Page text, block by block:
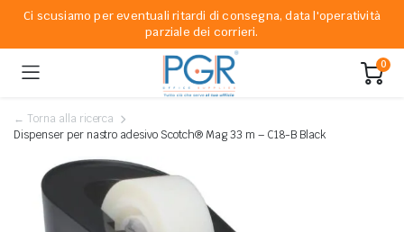
Ci scusiamo per eventuali ritardi di consegna, data l'operatività
parziale dei corrieri.
0
← Torna alla ricerca
Dispenser per nastro adesivo Scotch® Mag 33 m – C18-B Black